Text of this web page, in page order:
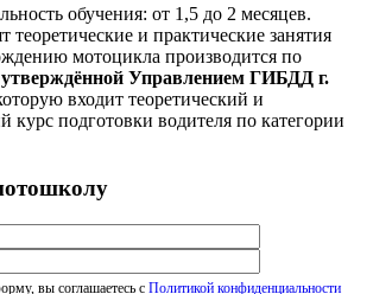
обучения: от 1,5 до 2 месяцев.
теоретические и практические занятия
мотоцикла производится по
Управлением ГИБДД г.
входит теоретический и
курс подготовки водителя по категории
вы соглашаетесь c Политикой конфиденциальности